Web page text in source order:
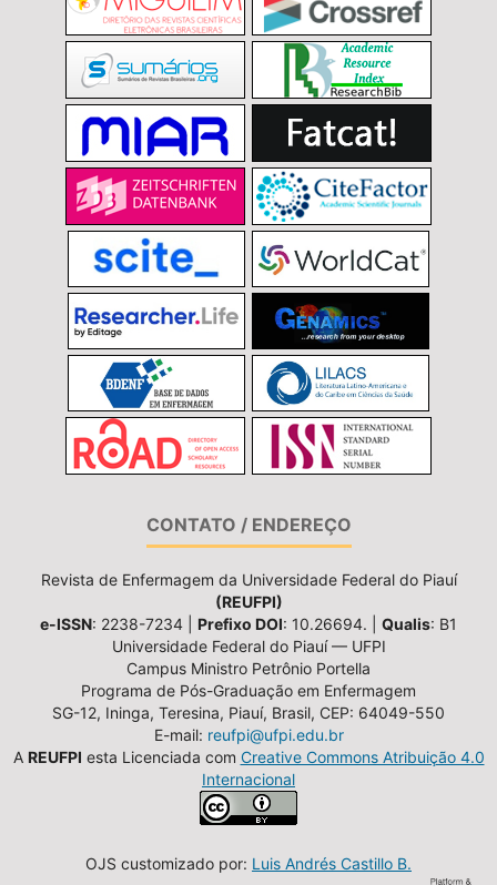
CONTATO / ENDEREÇO
Revista de Enfermagem da Universidade Federal do Piauí
(REUFPI)
e-ISSN: 2238-7234 | Prefixo DOI: 10.26694. | Qualis: B1
Universidade Federal do Piauí — UFPI
Campus Ministro Petrônio Portella
Programa de Pós-Graduação em Enfermagem
SG-12, Ininga, Teresina, Piauí, Brasil, CEP: 64049-550
E-mail: reufpi@ufpi.edu.br
A REUFPI esta Licenciada com Creative Commons Atribuição 4.0
Internacional
OJS customizado por: Luis Andrés Castillo B.